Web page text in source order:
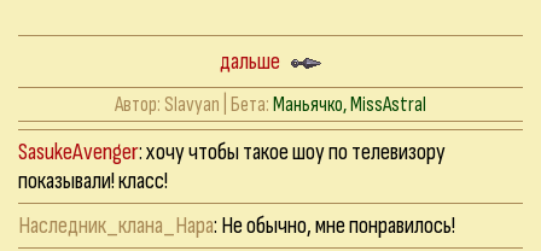
дальше
Автор: Slavyan | Бета:Маньячко, MissAstral
SasukeAvenger: хочу чтобы такое шоу по телевизору
показывали! класс!
Наследник_клана_Нара: Не обычно, мне понравилось!